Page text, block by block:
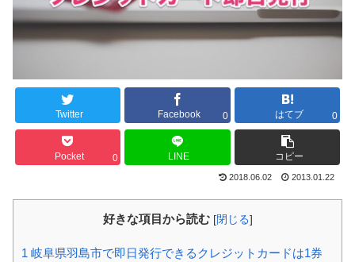
Twitter Facebook 0 はてブ 0
Pocket 0 LINE コピー
2018.06.02 2013.01.22
好きな項目から読む [閉じる]
1 岐阜県羽島市で即日発行できるクレジットカードは1券